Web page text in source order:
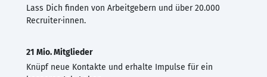
Lass Dich finden von Arbeitgebern und über 20.000
Recruiter·innen.
21 Mio. Mitglieder
Knüpf neue Kontakte und erhalte Impulse für ein